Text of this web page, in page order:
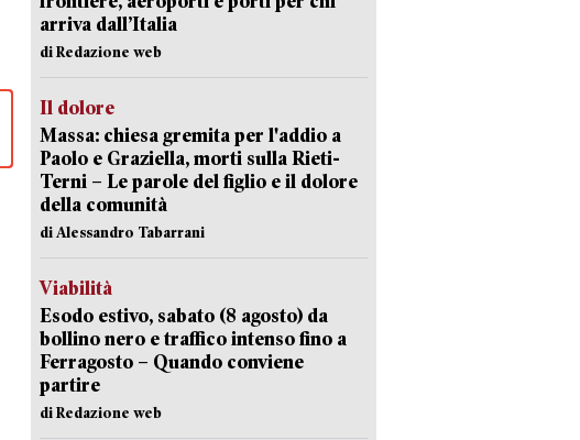
arriva dall’Italia
di Redazione web
Il dolore
Massa: chiesa gremita per l'addio a
Paolo e Graziella, morti sulla Rieti-
Terni – Le parole del figlio e il dolore
della comunità
di Alessandro Tabarrani
Viabilità
Esodo estivo, sabato (8 agosto) da
bollino nero e traffico intenso fino a
Ferragosto – Quando conviene
partire
di Redazione web